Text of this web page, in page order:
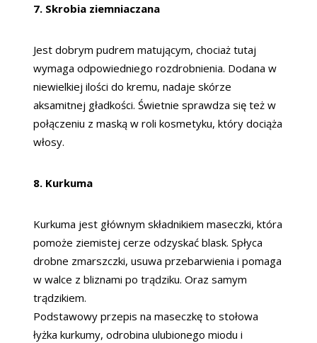
7. Skrobia ziemniaczana
Jest dobrym pudrem matującym, chociaż tutaj
wymaga odpowiedniego rozdrobnienia. Dodana w
niewielkiej ilości do kremu, nadaje skórze
aksamitnej gładkości. Świetnie sprawdza się też w
połączeniu z maską w roli kosmetyku, który dociąża
włosy.
8. Kurkuma
Kurkuma jest głównym składnikiem maseczki, która
pomoże ziemistej cerze odzyskać blask. Spłyca
drobne zmarszczki, usuwa przebarwienia i pomaga
w walce z bliznami po trądziku. Oraz samym
trądzikiem.
Podstawowy przepis na maseczkę to stołowa
łyżka kurkumy, odrobina ulubionego miodu i